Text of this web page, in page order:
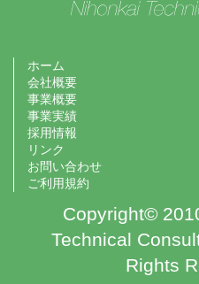
ホーム
会社概要
事業概要
事業実績
採用情報
リンク
お問い合わせ
ご利用規約
Copyright©
Technical
Rights